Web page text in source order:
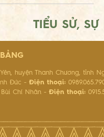
TIỂU SỬ, SỰ
huyện Thanh Chương, tỉnh
Đức - Điện thoại:
Bùi Chí Nhân - Điện thoại: